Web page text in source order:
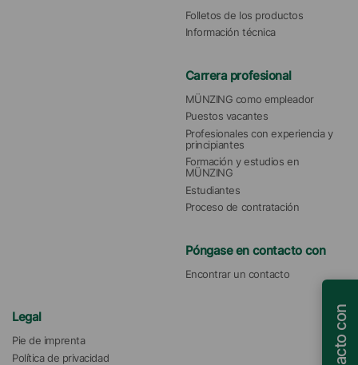
Folletos de los productos
Información técnica
Carrera profesional
MÜNZING como empleador
Puestos vacantes
Profesionales con experiencia y
principiantes
Formación y estudios en
MÜNZING
Estudiantes
Proceso de contratación
Póngase en contacto con
Encontrar un contacto
Legal
Pie de imprenta
Política de privacidad